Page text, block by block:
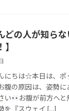
どの人が知ら
にちは☆本日は、ポ
腹の原因は、姿勢
い
お腹が前方へ
を『スウェイ […]